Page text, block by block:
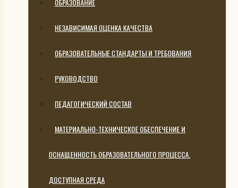
НЕЗАВИСИМАЯ ОЦЕНКА КАЧЕСТВА
ОБРАЗОВАТЕЛЬНЫЕ СТАНДАРТЫ И ТРЕБОВАНИЯ
РУКОВОДСТВО
ПЕДАГОГИЧЕСКИЙ СОСТАВ
МАТЕРИАЛЬНО-ТЕХНИЧЕСКОЕ ОБЕСПЕЧЕНИЕ И
ОСНАЩЕННОСТЬ ОБРАЗОВАТЕЛЬНОГО ПРОЦЕССА.
ДОСТУПНАЯ СРЕДА